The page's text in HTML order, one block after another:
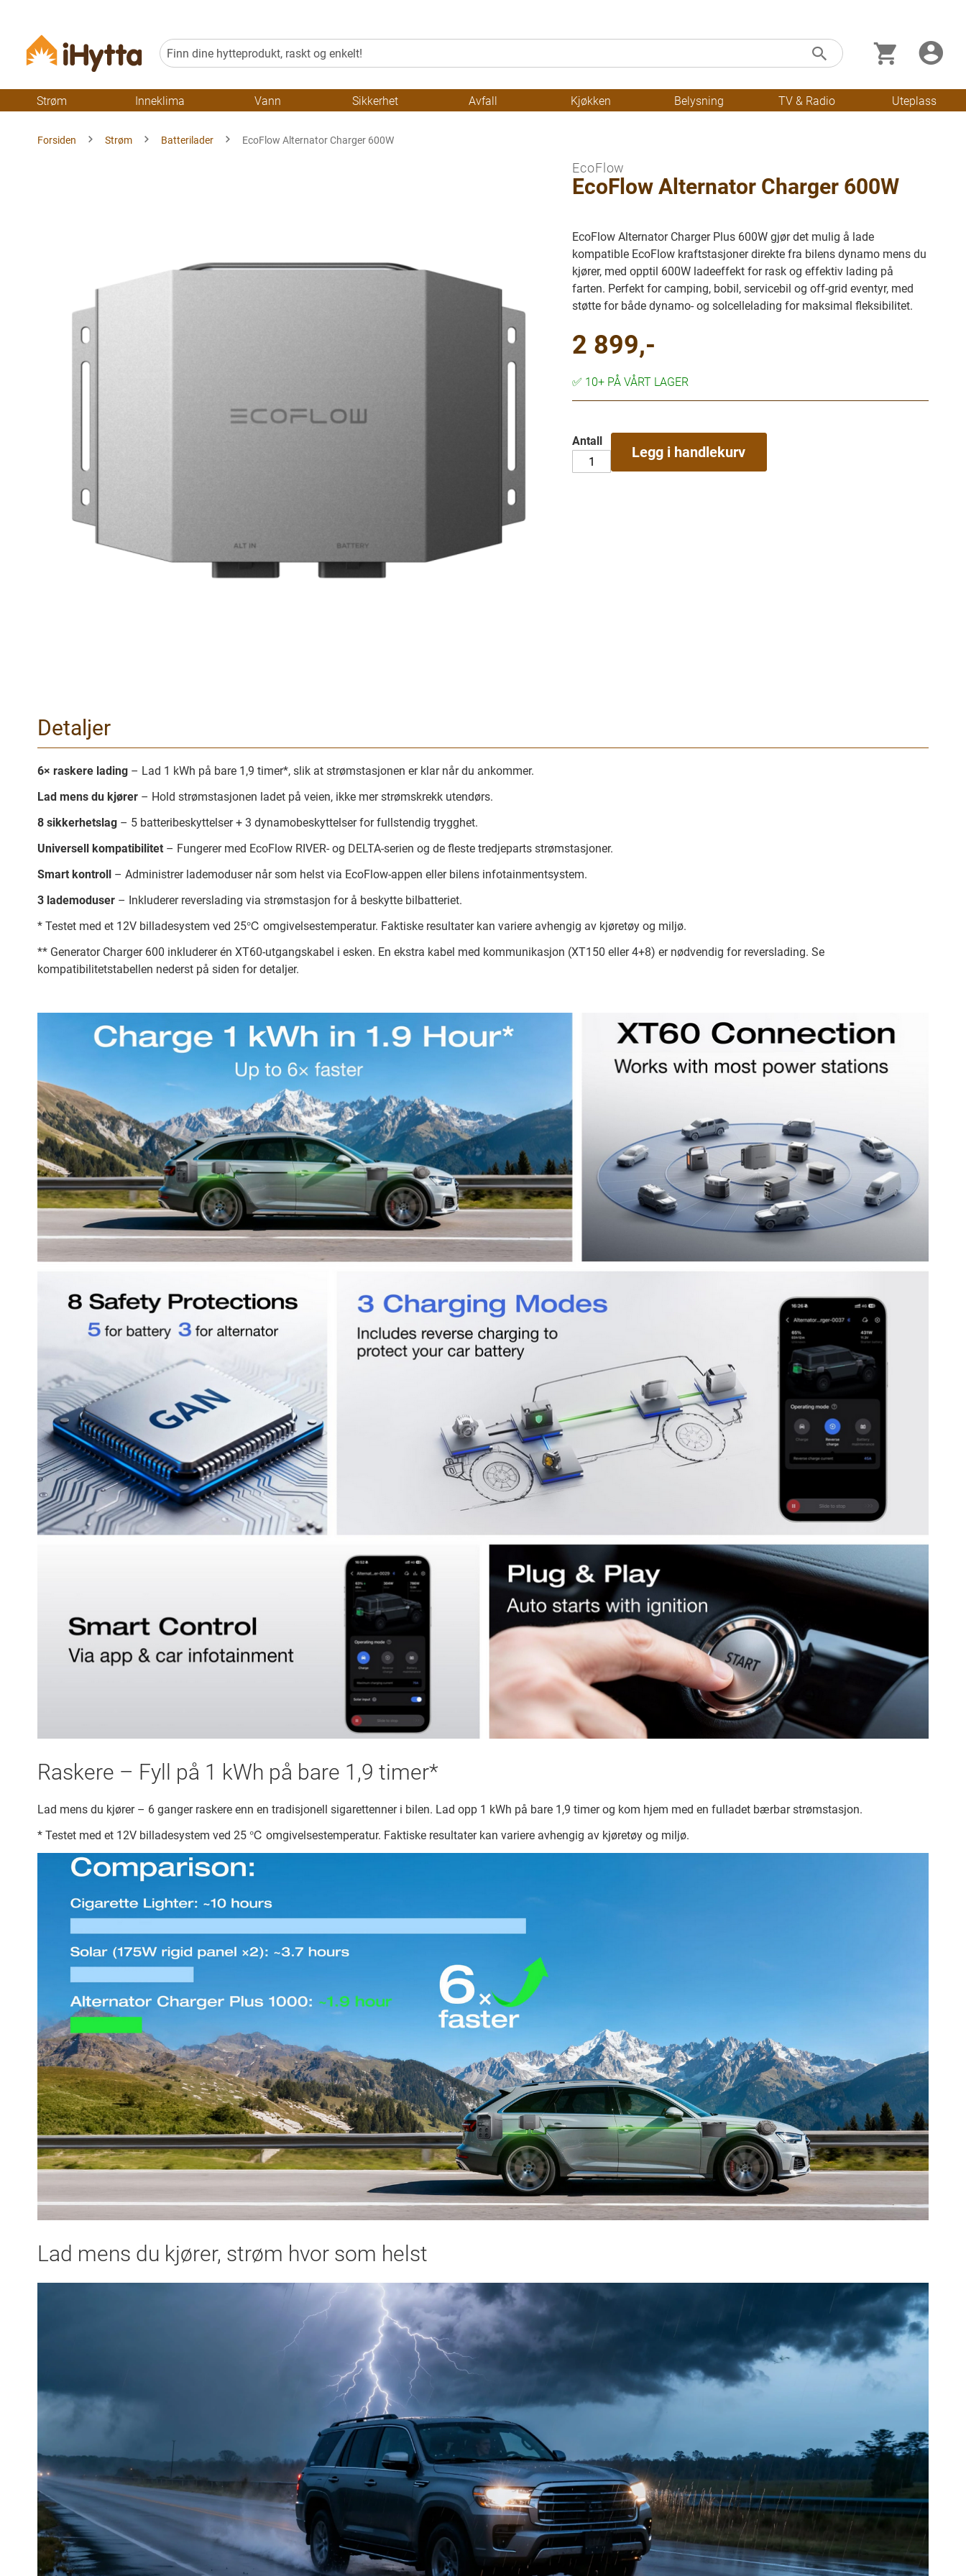
Søk Min
Skip
Strøm
Inneklima Vann Sikkerhet Avfall Kjøkken Belysning TV & Radio Uteplass
Forsiden Strøm Batterilader EcoFlow Alternator Charger 600W
av
bilder
galleriet
EcoFlow
EcoFlow Alternator Charger 600W
EcoFlow Alternator Charger Plus 600W gjør det mulig å lade
kompatible EcoFlow kraftstasjoner direkte fra bilens dynamo mens du
kjører, med opptil 600W ladeeffekt for rask og effektiv lading på
farten. Perfekt for camping, bobil, servicebil og off-grid eventyr, med
støtte for både dynamo- og solcellelading for maksimal fleksibilitet.
2 899,-
✅ 10+ PÅ VÅRT LAGER
Antall
Legg i handlekurv
Detaljer
6× raskere lading – Lad 1 kWh på bare 1,9 timer*, slik at strømstasjonen er klar når du ankommer.
Lad mens du kjører – Hold strømstasjonen ladet på veien, ikke mer strømskrekk utendørs.
8 sikkerhetslag – 5 batteribeskyttelser + 3 dynamobeskyttelser for fullstendig trygghet.
Universell kompatibilitet – Fungerer med EcoFlow RIVER- og DELTA-serien og de fleste tredjeparts strømstasjoner.
Smart kontroll – Administrer lademoduser når som helst via EcoFlow-appen eller bilens infotainmentsystem.
3 lademoduser – Inkluderer reverslading via strømstasjon for å beskytte bilbatteriet.
* Testet med et 12V billadesystem ved 25℃ omgivelsestemperatur. Faktiske resultater kan variere avhengig av kjøretøy og miljø.
** Generator Charger 600 inkluderer én XT60-utgangskabel i esken. En ekstra kabel med kommunikasjon (XT150 eller 4+8) er nødvendig for reverslading. Se
kompatibilitetstabellen nederst på siden for detaljer.
Raskere – Fyll på 1 kWh på bare 1,9 timer*
Lad mens du kjører – 6 ganger raskere enn en tradisjonell sigarettenner i bilen. Lad opp 1 kWh på bare 1,9 timer og kom hjem med en fulladet bærbar strømstasjon.
* Testet med et 12V billadesystem ved 25 ℃ omgivelsestemperatur. Faktiske resultater kan variere avhengig av kjøretøy og miljø.
Lad mens du kjører, strøm hvor som helst